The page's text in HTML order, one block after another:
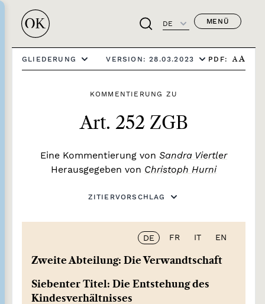
DE MENÜ
GLIEDERUNG VERSION: 28.03.2023 PDF: A A
KOMMENTIERUNG ZU
Art. 252 ZGB
Eine Kommentierung von Sandra Viertler
Herausgegeben von Christoph Hurni
ZITIERVORSCHLAG
DE FR IT EN
Zweite Abteilung: Die Verwandtschaft
Siebenter Titel: Die Entstehung des
Kindesverhältnisses